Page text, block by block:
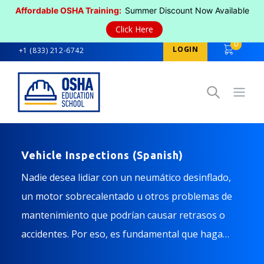
Affordable OSHA Training: Summer Discount Now Available
Click Here
+1 (833) 212-6742 LOGIN
0
Vehicle Inspections (Spanish)
Nadie desea lidiar con un neumático desinflado,
un motor sobrecalentado u otros problemas de
mantenimiento que podrían causar retrasos o
accidentes. Por eso, es fundamental que haga